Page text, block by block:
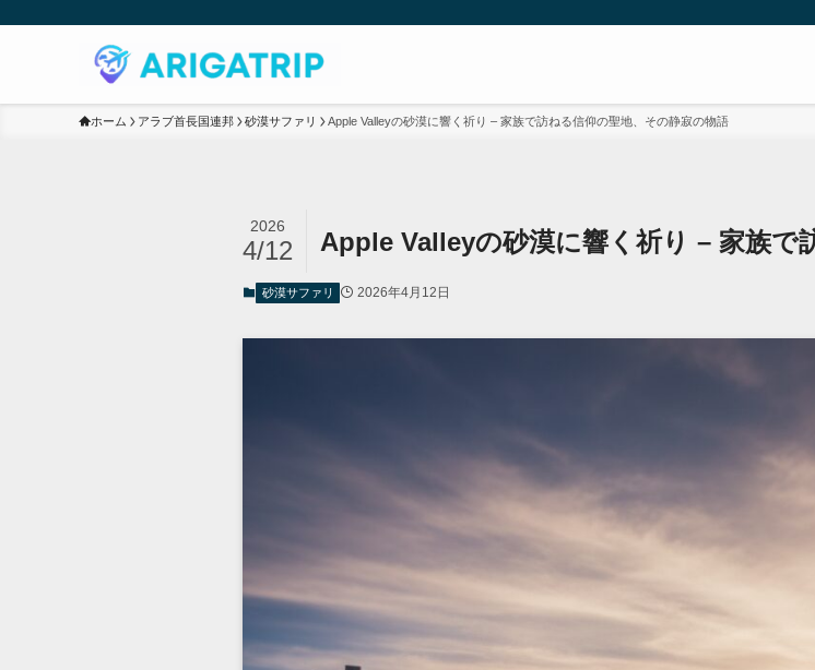
ホーム アラブ首長国連邦 砂漠サファリ Apple Valleyの砂漠に響く祈り – 家族で訪ねる信仰の聖地、その静寂の物語
Apple Valleyの砂漠に響く祈り – 家族で
2026
4/12
砂漠サファリ 2026年4月12日